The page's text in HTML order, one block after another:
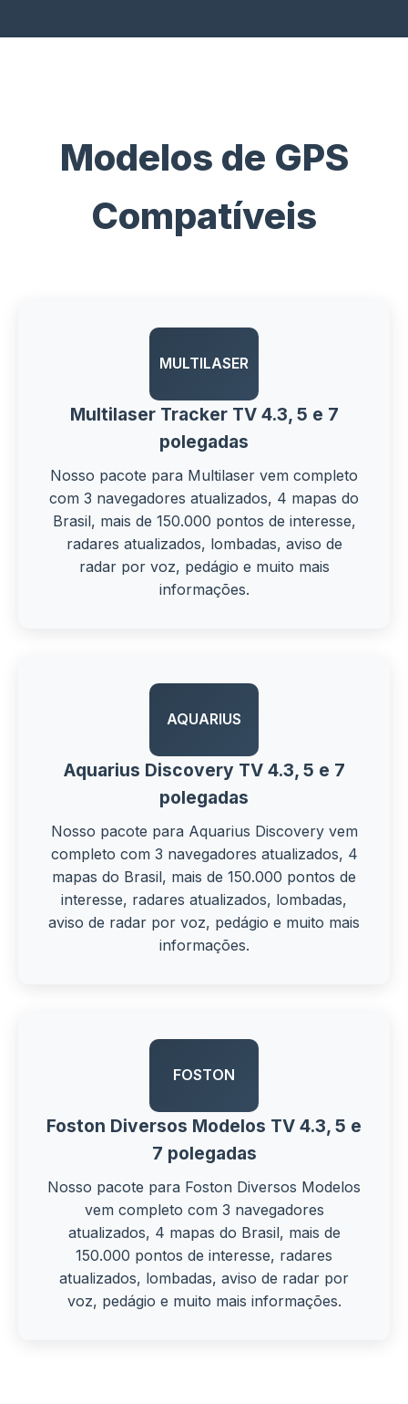
Modelos de GPS
Compatíveis
MULTILASER
Multilaser Tracker TV 4.3, 5 e 7
polegadas
Nosso pacote para Multilaser vem completo
com 3 navegadores atualizados, 4 mapas do
Brasil, mais de 150.000 pontos de interesse,
radares atualizados, lombadas, aviso de
radar por voz, pedágio e muito mais
informações.
AQUARIUS
Aquarius Discovery TV 4.3, 5 e 7
polegadas
Nosso pacote para Aquarius Discovery vem
completo com 3 navegadores atualizados, 4
mapas do Brasil, mais de 150.000 pontos de
interesse, radares atualizados, lombadas,
aviso de radar por voz, pedágio e muito mais
informações.
FOSTON
Foston Diversos Modelos TV 4.3, 5 e
7 polegadas
Nosso pacote para Foston Diversos Modelos
vem completo com 3 navegadores
atualizados, 4 mapas do Brasil, mais de
150.000 pontos de interesse, radares
atualizados, lombadas, aviso de radar por
voz, pedágio e muito mais informações.